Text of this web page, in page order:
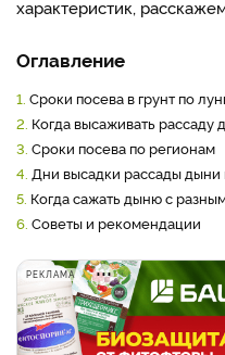
характеристик,
Оглавление
1. Сроки посева в грунт по
2. Когда высаживать рассаду
3. Сроки посева по регионам
4. Дни высадки рассады дыни
5. Когда сажать дыню с
6. Советы и рекомендации
РЕКЛАМА